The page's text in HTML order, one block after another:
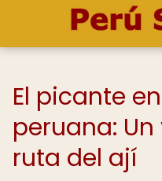
El picante
peruana:
ruta del ají